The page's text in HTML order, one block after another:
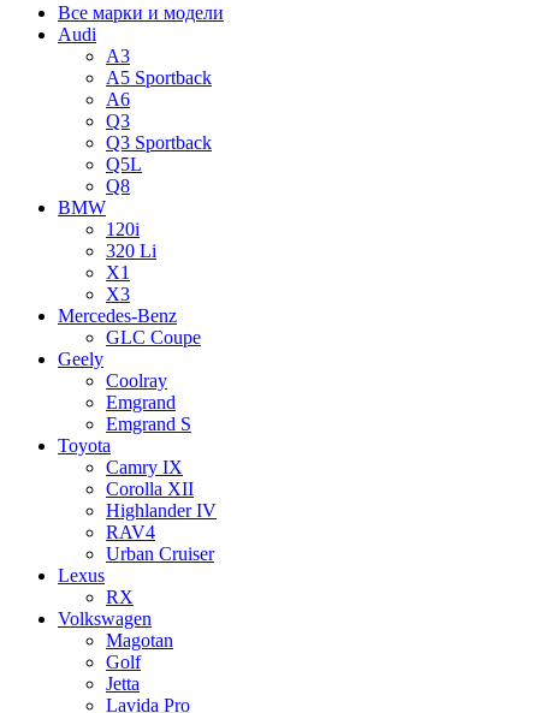
Все марки и модели
Audi
A3
A5 Sportback
A6
Q3
Q3 Sportback
Q5L
Q8
BMW
120i
320 Li
X1
X3
Mercedes-Benz
GLC Coupe
Geely
Coolray
Emgrand
Emgrand S
Toyota
Camry IX
Corolla XII
Highlander IV
RAV4
Urban Cruiser
Lexus
RX
Volkswagen
Magotan
Golf
Jetta
Lavida Pro